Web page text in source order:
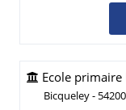
Ecole primaire
Bicqueley - 54200